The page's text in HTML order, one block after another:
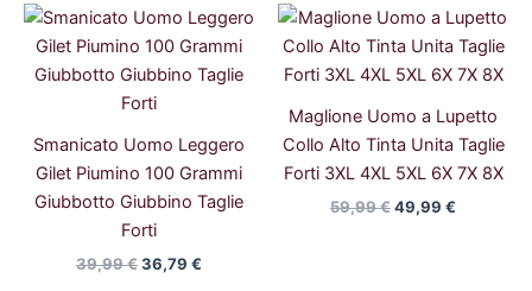
Smanicato Uomo Leggero
Gilet Piumino 100 Grammi
Giubbotto Giubbino Taglie
Forti
39,99€
Il
originale
era:
39,99 €.
36,79 €
Il
prezzo
attuale
è:
Maglione Uomo a Lupetto
Collo Alto Tinta Unita Taglie
Forti 3XL 4XL 5XL 6X 7X 8X
59,99€
Il
originale
era:
49,99 €
Il
prezzo
attuale
è: